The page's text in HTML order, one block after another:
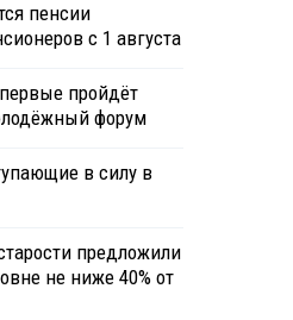
пенсии
с 1 августа
пройдёт
форум
в силу в
предложили
не ниже 40% от